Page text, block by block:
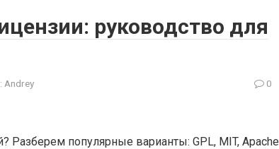
руководство для
Andrey 0
Разберем популярные варианты: GPL, MIT, Apache